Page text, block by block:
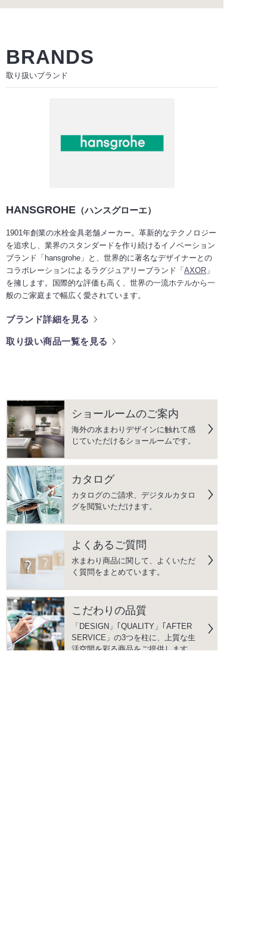
BRANDS
取り扱いブランド
HANSGROHE （ハンスグローエ）
1901年創業の水栓金具老舗メーカー。革新的なテクノロジー
を追求し、業界のスタンダードを作り続けるイノベーション
ブランド「hansgrohe」と、世界的に著名なデザイナーとの
コラボレーションによるラグジュアリーブランド「 AXOR 」
を擁します。国際的な評価も高く、世界の一流ホテルから一
般のご家庭まで幅広く愛されています。
ブランド詳細を見る
取り扱い商品一覧を見る
ショールームのご案内
海外の水まわりデザインに触れて感
じていただけるショールームです。
カタログ
カタログのご請求、デジタルカタロ
グを閲覧いただけます。
よくあるご質問
水まわり商品に関して、よくいただ
く質問をまとめています。
こだわりの品質
「DESIGN」｢QUALITY」｢AFTER
SERVICE」の3つを柱に、上質な生
活空間を彩る商品をご提供します。